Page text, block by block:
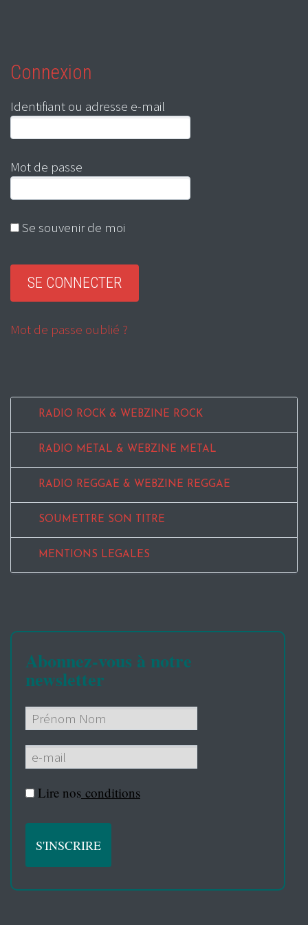
Connexion
Identifiant ou adresse e-mail
Mot de passe
Se souvenir de moi
Mot de passe oublié ?
RADIO ROCK & WEBZINE ROCK
RADIO METAL & WEBZINE METAL
RADIO REGGAE & WEBZINE REGGAE
SOUMETTRE SON TITRE
MENTIONS LEGALES
Abonnez-vous à notre
newsletter
Lire nos conditions